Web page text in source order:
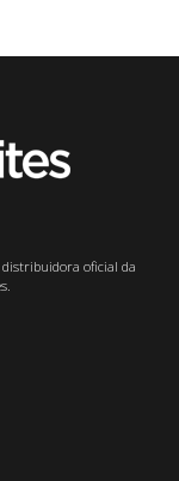
oficial da